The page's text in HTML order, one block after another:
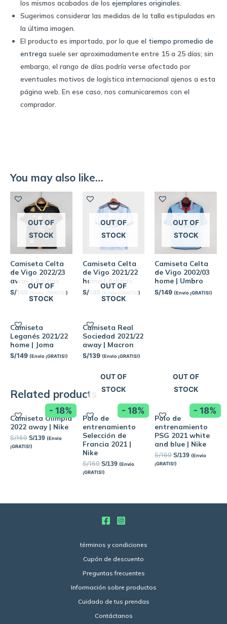
los mismos acabados de los ejemplares originales
Sugerimos considerar las medidas de la talla estipuladas en
la última imagen.
El producto es importado, por lo que el tiempo promedio de
entrega suele ser aproximadamente entre 15 a 25 días; sin
embargo, el rango de días podría verse afectado por
eventuales motivos de logística internacional ajenos a esta
página web. En ese caso, nos comunicaremos con el
comprador.
You may also like…
OUT OF
STOCK
Camiseta Celta
de Vigo 2022/23
away | Adidas
S/149 (Envío ¡GRATIS!)
OUT OF
STOCK
Camiseta Celta
de Vigo 2021/22
home | Adidas
S/149 (Envío ¡GRATIS!)
OUT OF
STOCK
Camiseta Celta
de Vigo 2002/03
home | Umbro
S/149 (Envío ¡GRATIS!)
OUT OF
STOCK
Camiseta
Leganés 2021/22
home | Joma
S/149 (Envío ¡GRATIS!)
OUT OF
STOCK
Camiseta Real
Sociedad 2021/22
away | Macron
S/139 (Envío ¡GRATIS!)
Related products
- 18%
Camiseta Olimpia
2022 away | Nike
S/169 S/139 (Envío
¡GRATIS!)
- 18%
OUT OF
STOCK
Polo de
entrenamiento
Selección de
Francia 2021 |
Nike
S/169 S/139 (Envío
¡GRATIS!)
- 18%
OUT OF
STOCK
Polo de
entrenamiento
PSG 2021 white
and blue | Nike
S/169 S/139 (Envío
¡GRATIS!)
términos y condiciones
Cupón de descuento
Preguntas frecuentes
Información sobre productos
Cuidado de tus prendas
Contáctanos